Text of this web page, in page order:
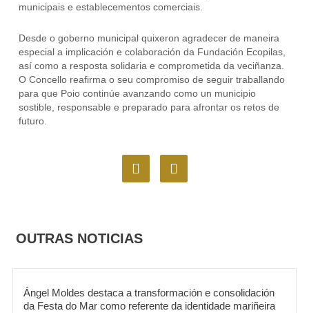
municipais e establecementos comerciais.
Desde o goberno municipal quixeron agradecer de maneira
especial a implicación e colaboración da Fundación Ecopilas,
así como a resposta solidaria e comprometida da veciñanza.
O Concello reafirma o seu compromiso de seguir traballando
para que Poio continúe avanzando como un municipio
sostible, responsable e preparado para afrontar os retos de
futuro.
F
a
o
o
I
n
m
OUTRAS NOTICIAS
Ángel Moldes destaca a transformación e consolidación
da Festa do Mar como referente da identidade mariñeira